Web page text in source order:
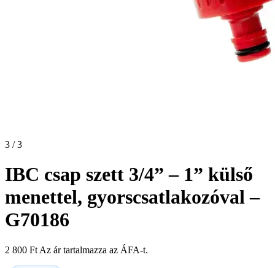
3 / 3
IBC csap szett 3/4” – 1” külső
menettel, gyorscsatlakozóval –
G70186
2 800 Ft Az ár tartalmazza az ÁFA-t.